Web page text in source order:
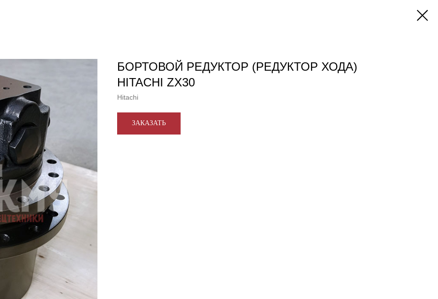
БОРТОВОЙ РЕДУКТОР (РЕДУКТОР ХОДА)
HITACHI ZX30
Hitachi
ЗАКАЗАТЬ